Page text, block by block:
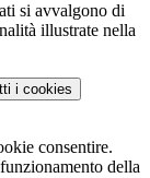
si avvalgono di
illustrate nella
i cookies
consentire.
della